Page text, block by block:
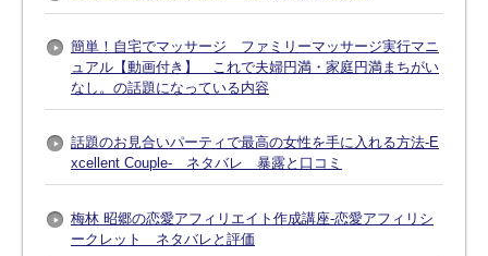
簡単！自宅でマッサージ ファミリーマッサージ実行マニ
ュアル【動画付き】 これで夫婦円満・家庭円満まちがい
なし。の話題になっている内容
話題のお見合いパーティで最高の女性を手に入れる方法-E
xcellent Couple- ネタバレ 暴露と口コミ
梅林 昭郷の恋愛アフィリエイト作成講座-恋愛アフィリシ
ークレット ネタバレと評価